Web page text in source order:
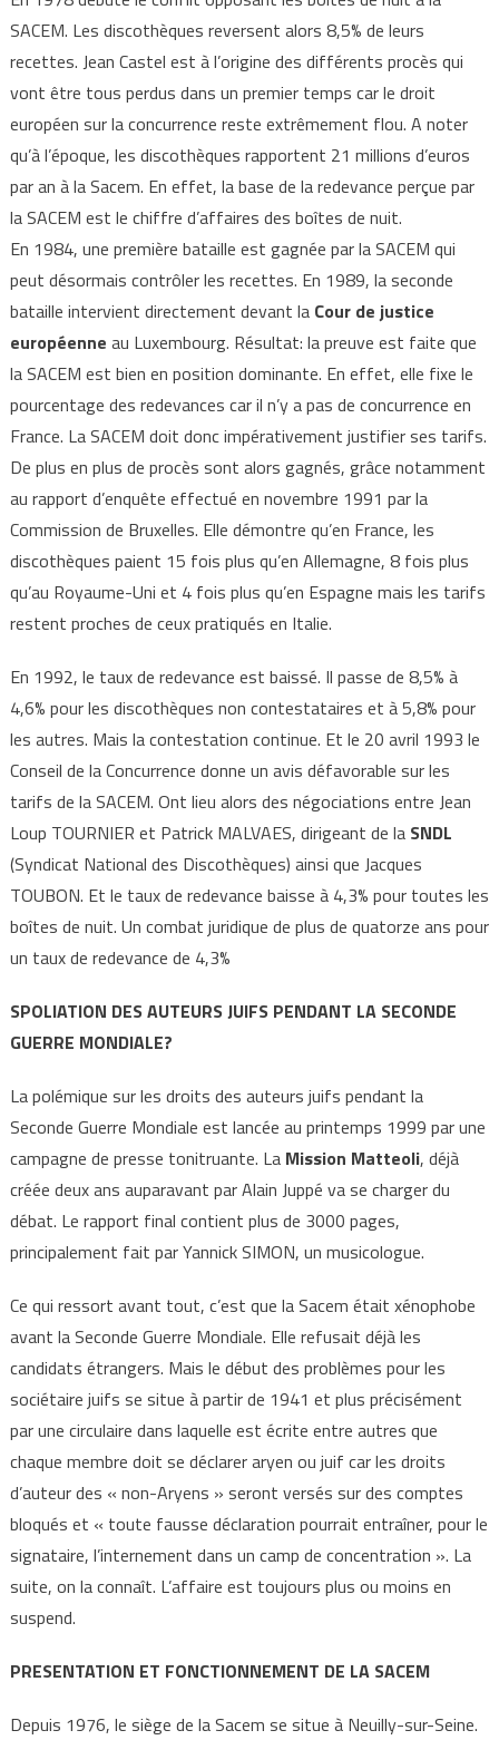
SACEM. Les discothèques reversent alors 8,5% de leurs
recettes. Jean Castel est à l’origine des différents procès qui
vont être tous perdus dans un premier temps car le droit
européen sur la concurrence reste extrêmement flou. A noter
qu’à l’époque, les discothèques rapportent 21 millions d’euros
par an à la Sacem. En effet, la base de la redevance perçue par
la SACEM est le chiffre d’affaires des boîtes de nuit.
En 1984, une première bataille est gagnée par la SACEM qui
peut désormais contrôler les recettes. En 1989, la seconde
bataille intervient directement devant la Cour de justice
européenne au Luxembourg. Résultat: la preuve est faite que
la SACEM est bien en position dominante. En effet, elle fixe le
pourcentage des redevances car il n’y a pas de concurrence en
France. La SACEM doit donc impérativement justifier ses tarifs.
De plus en plus de procès sont alors gagnés, grâce notamment
au rapport d’enquête effectué en novembre 1991 par la
Commission de Bruxelles. Elle démontre qu’en France, les
discothèques paient 15 fois plus qu’en Allemagne, 8 fois plus
qu’au Royaume-Uni et 4 fois plus qu’en Espagne mais les tarifs
restent proches de ceux pratiqués en Italie.
En 1992, le taux de redevance est baissé. Il passe de 8,5% à
4,6% pour les discothèques non contestataires et à 5,8% pour
les autres. Mais la contestation continue. Et le 20 avril 1993 le
Conseil de la Concurrence donne un avis défavorable sur les
tarifs de la SACEM. Ont lieu alors des négociations entre Jean
Loup TOURNIER et Patrick MALVAES, dirigeant de la SNDL
(Syndicat National des Discothèques) ainsi que Jacques
TOUBON. Et le taux de redevance baisse à 4,3% pour toutes les
boîtes de nuit. Un combat juridique de plus de quatorze ans pour
un taux de redevance de 4,3%
SPOLIATION DES AUTEURS JUIFS PENDANT LA SECONDE
GUERRE MONDIALE?
La polémique sur les droits des auteurs juifs pendant la
Seconde Guerre Mondiale est lancée au printemps 1999 par une
campagne de presse tonitruante. La Mission Matteoli, déjà
créée deux ans auparavant par Alain Juppé va se charger du
débat. Le rapport final contient plus de 3000 pages,
principalement fait par Yannick SIMON, un musicologue.
Ce qui ressort avant tout, c’est que la Sacem était xénophobe
avant la Seconde Guerre Mondiale. Elle refusait déjà les
candidats étrangers. Mais le début des problèmes pour les
sociétaire juifs se situe à partir de 1941 et plus précisément
par une circulaire dans laquelle est écrite entre autres que
chaque membre doit se déclarer aryen ou juif car les droits
d’auteur des « non-Aryens » seront versés sur des comptes
bloqués et « toute fausse déclaration pourrait entraîner, pour le
signataire, l’internement dans un camp de concentration ». La
suite, on la connaît. L’affaire est toujours plus ou moins en
suspend.
PRESENTATION ET FONCTIONNEMENT DE LA SACEM
Depuis 1976, le siège de la Sacem se situe à Neuilly-sur-Seine.